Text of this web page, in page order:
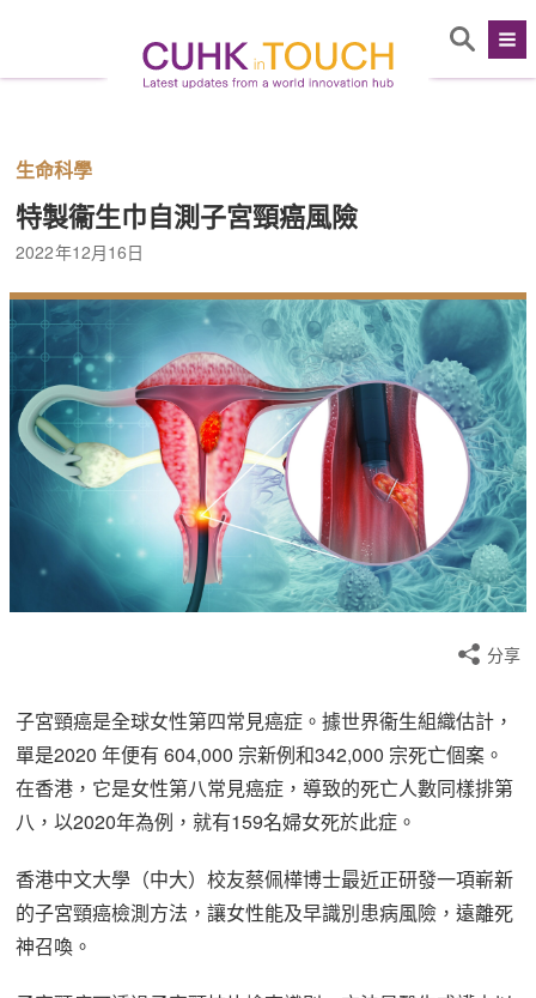
生命科學
特製衞生巾自測子宮頸癌風險
2022年12月16日
分享
子宮頸癌是全球女性第四常見癌症。據世界衞生組織估計，
單是2020 年便有 604,000 宗新例和342,000 宗死亡個案。
在香港，它是女性第八常見癌症，導致的死亡人數同樣排第
八，以2020年為例，就有159名婦女死於此症。
香港中文大學（中大）校友蔡佩樺博士最近正研發一項嶄新
的子宮頸癌檢測方法，讓女性能及早識別患病風險，遠離死
神召喚。